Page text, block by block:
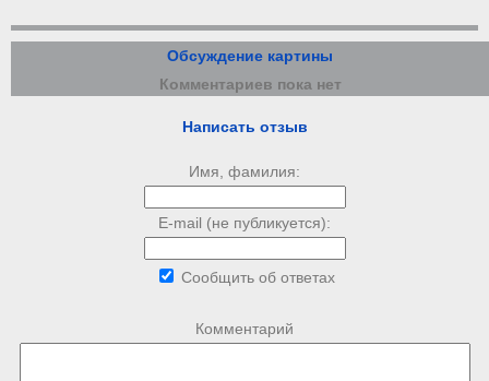
Обсуждение картины
Комментариев пока нет
Написать отзыв
Имя, фамилия:
E-mail (не публикуется):
Сообщить об ответах
Комментарий